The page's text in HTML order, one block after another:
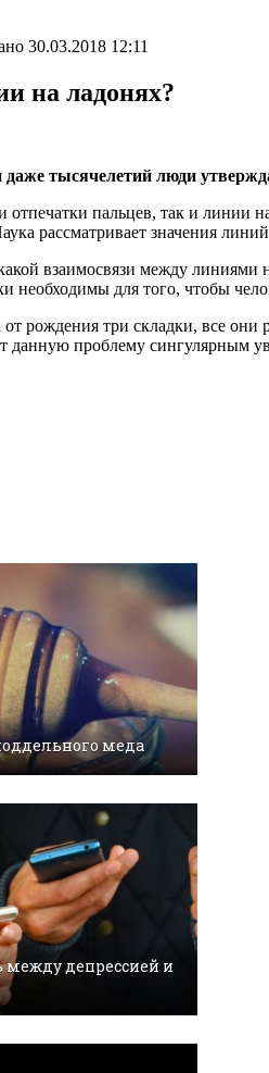
30.03.2018 12:11
на ладонях?
тысячелетий люди
отпечатки пальцев, так и
рассматривает значения
взаимосвязи между линиями
необходимы для того, чтобы
от рождения три складки, все
проблему сингулярным
меда
депрессией и